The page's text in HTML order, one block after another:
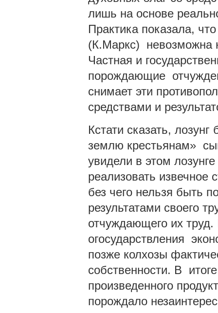
лишь на основе
Практика показала,
(К.Маркс) невозможна
Частная и
порождающие
снимает эти
средствами и
Кстати сказать,
землю крестьянам»
увидели в этом
реализовать извечное
без чего нельзя быть
результатами своего
отчуждающего их
огосударствления
позже колхозы
собственности. В
произведенного
порождало